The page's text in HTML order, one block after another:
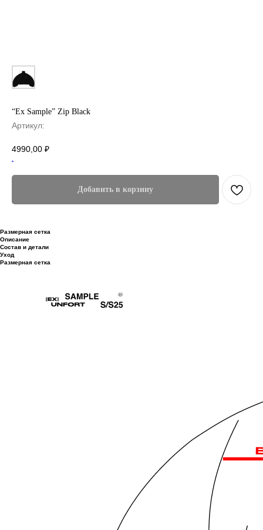
“Ex Sample” Zip Black
Артикул:
4990,00 ₽
Добавить в корзину
Размерная сетка
Описание
Состав и детали
Уход
Размерная сетка